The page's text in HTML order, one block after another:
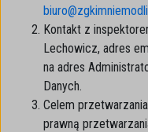
Kontakt z
Lechowicz, adres
na adres
Danych.
Celem
prawną